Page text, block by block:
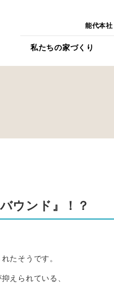
私たちの家づくり
コンセプト
能代本社
ウンド』！？
たそうです。
えられている、